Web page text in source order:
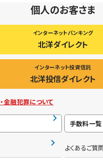
個人のお客さま
インターネットバンキング
北洋ダイレクト
インターネット投資信託
北洋投信ダイレクト
金融犯罪について
手数料一覧
よくあるご質